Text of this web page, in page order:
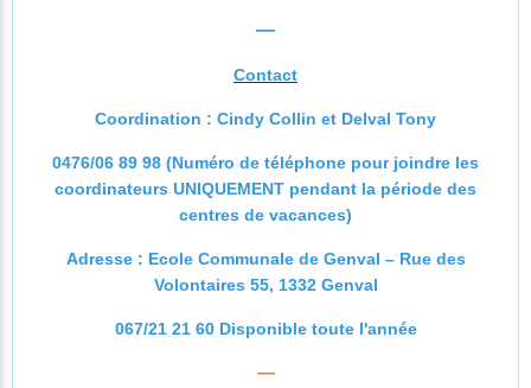
—
Contact
Coordination : Cindy Collin et Delval Tony
0476/06 89 98 (Numéro de téléphone pour joindre les
coordinateurs UNIQUEMENT pendant la période des
centres de vacances)
Adresse : Ecole Communale de Genval – Rue des
Volontaires 55, 1332 Genval
067/21 21 60 Disponible toute l'année
—